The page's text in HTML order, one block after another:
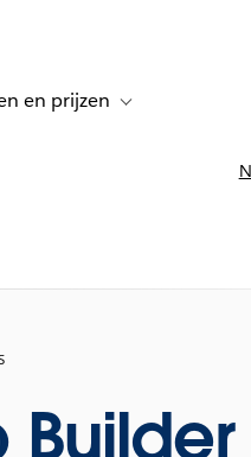
for Informatiebronnen
en prijzen Toggle sub-
Builder